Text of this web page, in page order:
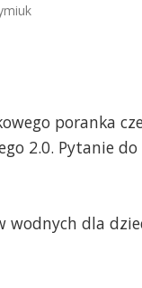
poranka
2.0. Pytanie
wodnych dla